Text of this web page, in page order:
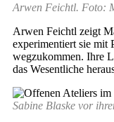
Arwen Feichtl. Foto:
Arwen Feichtl zeigt
experimentiert sie mit
wegzukommen. Ihre
das Wesentliche
Sabine Blaske vor